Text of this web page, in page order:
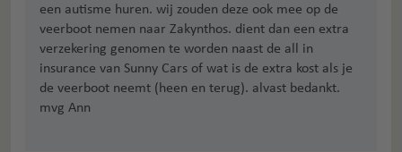
een autisme huren. wij zouden deze ook mee op de
veerboot nemen naar Zakynthos. dient dan een extra
verzekering genomen te worden naast de all in
insurance van Sunny Cars of wat is de extra kost als je
de veerboot neemt (heen en terug). alvast bedankt.
mvg Ann